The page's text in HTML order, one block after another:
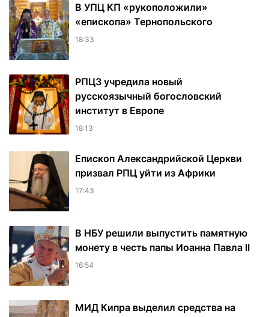
В УПЦ КП «рукоположили»
«епископа» Тернопольского
18:33
РПЦЗ учредила новый
русскоязычный богословский
институт в Европе
18:13
Епископ Александрийской Церкви
призвал РПЦ уйти из Африки
17:43
В НБУ решили выпустить памятную
монету в честь папы Иоанна Павла II
16:54
МИД Кипра выделил средства на